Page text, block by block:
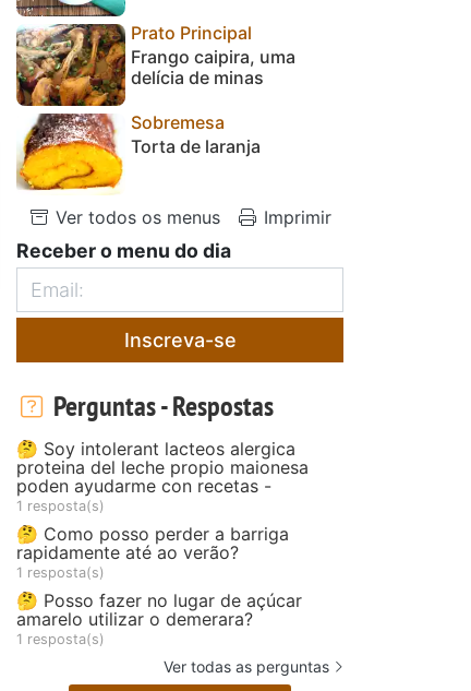
Prato Principal
Frango caipira, uma
delícia de minas
Sobremesa
Torta de laranja
Ver todos os menus Imprimir
Receber o menu do dia
Inscreva-se
Perguntas - Respostas
🤔 Soy intolerant lacteos alergica
proteina del leche propio maionesa
poden ayudarme con recetas -
1 resposta(s)
🤔 Como posso perder a barriga
rapidamente até ao verão?
1 resposta(s)
🤔 Posso fazer no lugar de açúcar
amarelo utilizar o demerara?
1 resposta(s)
Ver todas as perguntas